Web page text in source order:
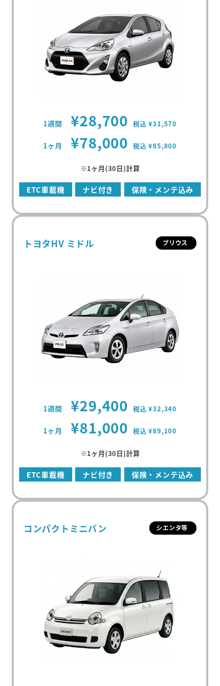
1週間 ¥28,700 税込 ¥31,570
1ヶ月 ¥78,000 税込 ¥85,800
※1ヶ月(30日)計算
ETC車載機 ナビ付き 保険・メンテ込み
トヨタHV ミドル プリウス
1週間 ¥29,400 税込 ¥32,340
1ヶ月 ¥81,000 税込 ¥89,100
※1ヶ月(30日)計算
ETC車載機 ナビ付き 保険・メンテ込み
コンパクトミニバン シエンタ等